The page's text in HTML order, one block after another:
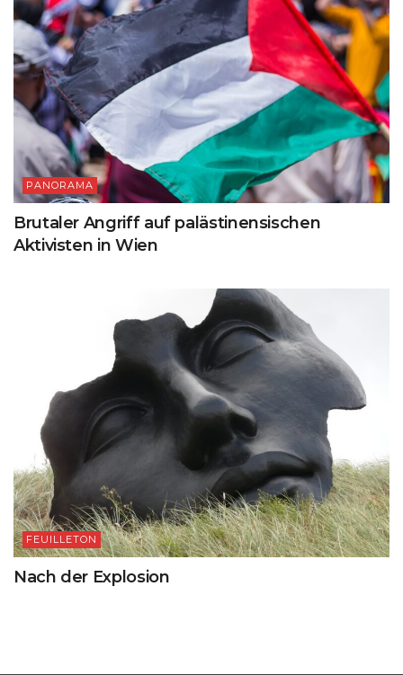
PANORAMA
Brutaler Angriff auf palästinensischen
Aktivisten in Wien
FEUILLETON
Nach der Explosion